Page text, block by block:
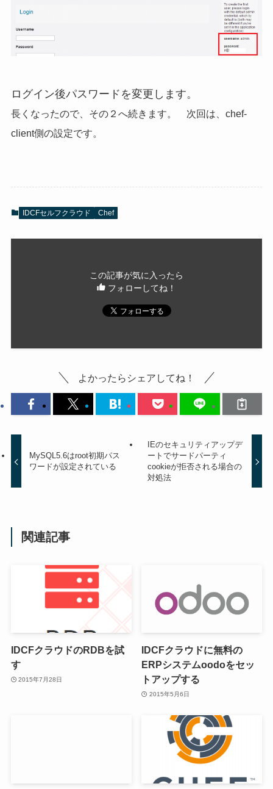
ログイン後パスワードを変更します。
長くなったので、その２へ続きます。 次回は、chef-
client側の設定です。
IDCFセルフクラウド Chef
この記事が気に入ったら
フォローしてね！
よかったらシェアしてね！
MySQL5.6はroot初期パス
ワードが設定されている
IEのセキュリティアップデ
ートでサードパーティ
cookieが拒否される場合の
対処法
関連記事
IDCFクラウドのRDBを試
す
2015年7月28日
IDCFクラウドに無料の
ERPシステムoodoをセッ
トアップする
2015年5月6日